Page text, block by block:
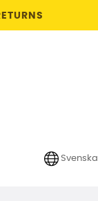
Svenska